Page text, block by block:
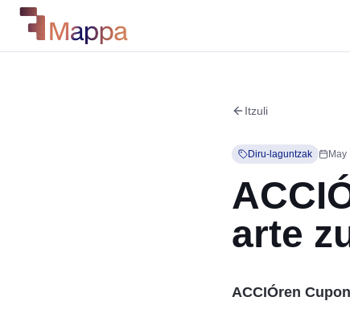
Itzuli
Diru-laguntzak May
arte
ACCIÓren